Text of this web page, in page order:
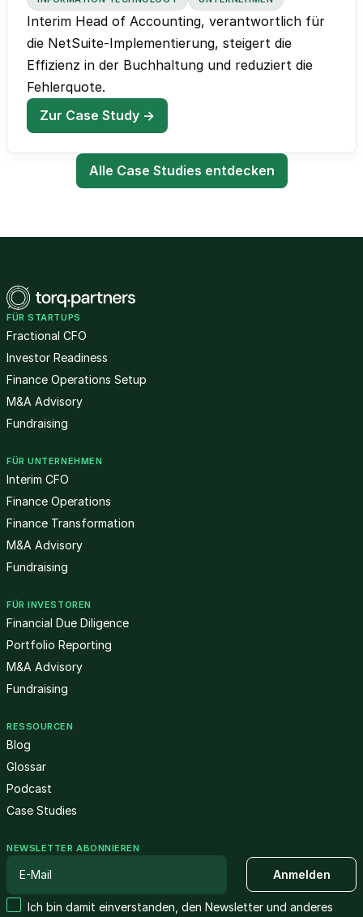
Interim Head of Accounting, verantwortlich für
die NetSuite-Implementierung, steigert die
Effizienz in der Buchhaltung und reduziert die
Fehlerquote.
Zur Case Study →
Alle Case Studies entdecken
FÜR STARTUPS
Fractional CFO
Investor Readiness
Finance Operations Setup
M&A Advisory
Fundraising
FÜR UNTERNEHMEN
Interim CFO
Finance Operations
Finance Transformation
M&A Advisory
Fundraising
FÜR INVESTOREN
Financial Due Diligence
Portfolio Reporting
M&A Advisory
Fundraising
RESSOURCEN
Blog
Glossar
Podcast
Case Studies
NEWSLETTER ABONNIEREN
Ich bin damit einverstanden, den Newsletter und anderes